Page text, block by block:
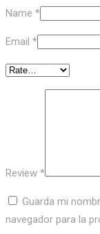
Name *
Email *
Review *
Guarda mi
navegador para la